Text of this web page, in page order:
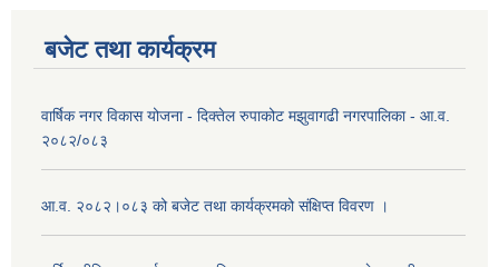
बजेट तथा कार्यक्रम
वार्षिक नगर विकास योजना - दिक्तेल रुपाकोट मझुवागढी नगरपालिका - आ.व.
२०८२/०८३
आ.व. २०८२।०८३ को बजेट तथा कार्यक्रमको संक्षिप्त विवरण ।